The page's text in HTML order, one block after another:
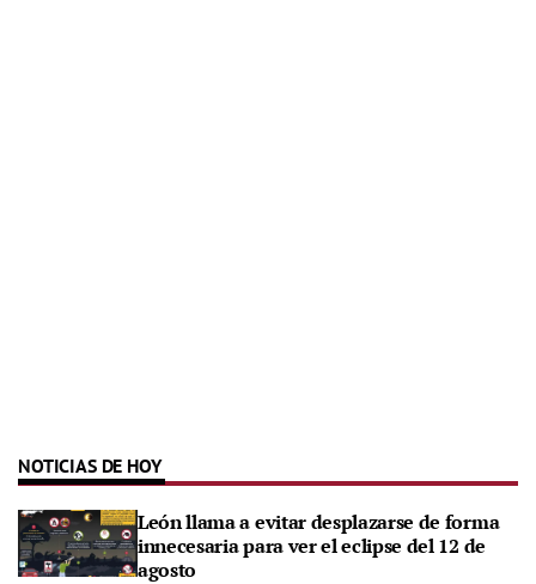
NOTICIAS DE HOY
León llama a evitar desplazarse de forma
innecesaria para ver el eclipse del 12 de
agosto